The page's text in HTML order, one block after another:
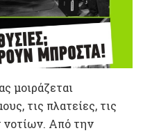
μοιράζεται
τις πλατείες, τις
νοτίων. Από την